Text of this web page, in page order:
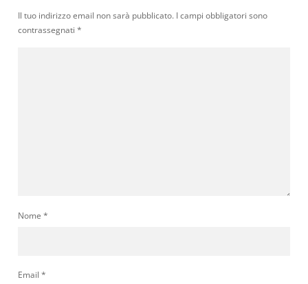
Il tuo indirizzo email non sarà pubblicato. I campi obbligatori sono
contrassegnati *
Nome *
Email *